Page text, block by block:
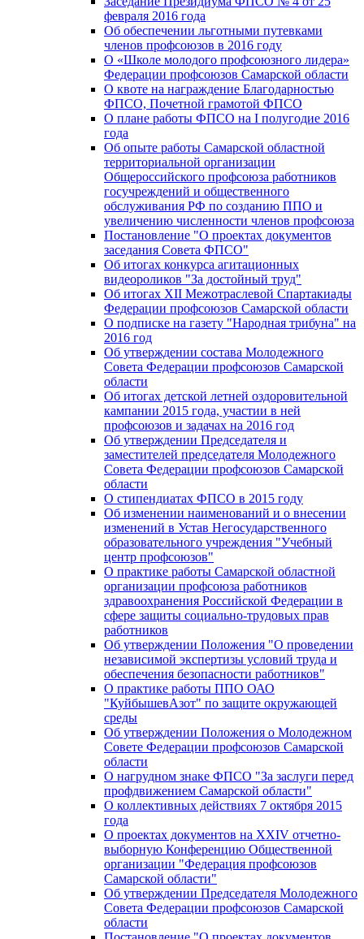
февраля 2016 года
Об обеспечении льготными путевками
членов профсоюзов в 2016 году
О «Школе молодого профсоюзного лидера»
Федерации профсоюзов Самарской области
О квоте на награждение Благодарностью
ФПСО, Почетной грамотой ФПСО
О плане работы ФПСО на I полугодие 2016
года
Об опыте работы Самарской областной
территориальной организации
Общероссийского профсоюза работников
госучреждений и общественного
обслуживания РФ по созданию ППО и
увеличению численности членов профсоюза
Постановление "О проектах документов
заседания Совета ФПСО"
Об итогах конкурса агитационных
видеороликов "За достойный труд"
Об итогах XII Межотраслевой Спартакиады
Федерации профсоюзов Самарской области
О подписке на газету "Народная трибуна" на
2016 год
Об утверждении состава Молодежного
Совета Федерации профсоюзов Самарской
области
Об итогах детской летней оздоровительной
кампании 2015 года, участии в ней
профсоюзов и задачах на 2016 год
Об утверждении Председателя и
заместителей председателя Молодежного
Совета Федерации профсоюзов Самарской
области
О стипендиатах ФПСО в 2015 году
Об изменении наименований и о внесении
изменений в Устав Негосударственного
образовательного учреждения "Учебный
центр профсоюзов"
О практике работы Самарской областной
организации профсоюза работников
здравоохранения Российской Федерации в
сфере защиты социально-трудовых прав
работников
Об утверждении Положения "О проведении
независимой экспертизы условий труда и
обеспечения безопасности работников"
О практике работы ППО ОАО
"КуйбышевАзот" по защите окружающей
среды
Об утверждении Положения о Молодежном
Совете Федерации профсоюзов Самарской
области
О нагрудном знаке ФПСО "За заслуги перед
профдвижением Самарской области"
О коллективных действиях 7 октября 2015
года
О проектах документов на XXIV отчетно-
выборную Конференцию Общественной
организации "Федерация профсоюзов
Самарской области"
Об утверждении Председателя Молодежного
Совета Федерации профсоюзов Самарской
области